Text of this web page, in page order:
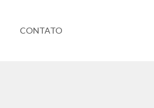
CONTATO